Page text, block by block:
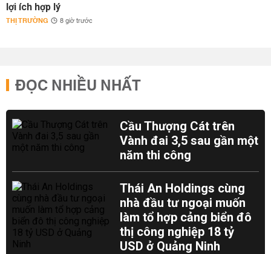
lợi ích hợp lý
THỊ TRƯỜNG 8 giờ trước
ĐỌC NHIỀU NHẤT
Cầu Thượng Cát trên
Vành đai 3,5 sau gần một
năm thi công
Thái An Holdings cùng
nhà đầu tư ngoại muốn
làm tổ hợp cảng biển đô
thị công nghiệp 18 tỷ
USD ở Quảng Ninh